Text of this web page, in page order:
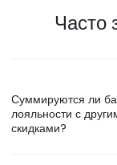
Часто
Суммируются ли
лояльности с
скидками?